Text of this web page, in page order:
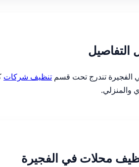
التفاصيل
تندرج تحت قسم تنظيف شركات
والمنزلي.
محلات في الفجيرة